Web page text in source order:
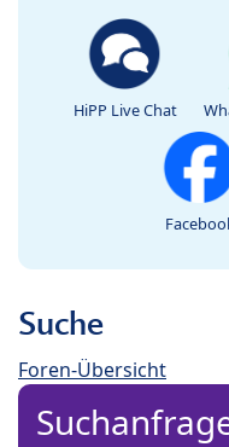
HiPP Live Chat
Suche
Foren-Übersicht